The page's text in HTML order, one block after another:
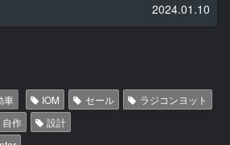
2024.01.10
車 IOM セール
ラジコンヨット
自作
設計